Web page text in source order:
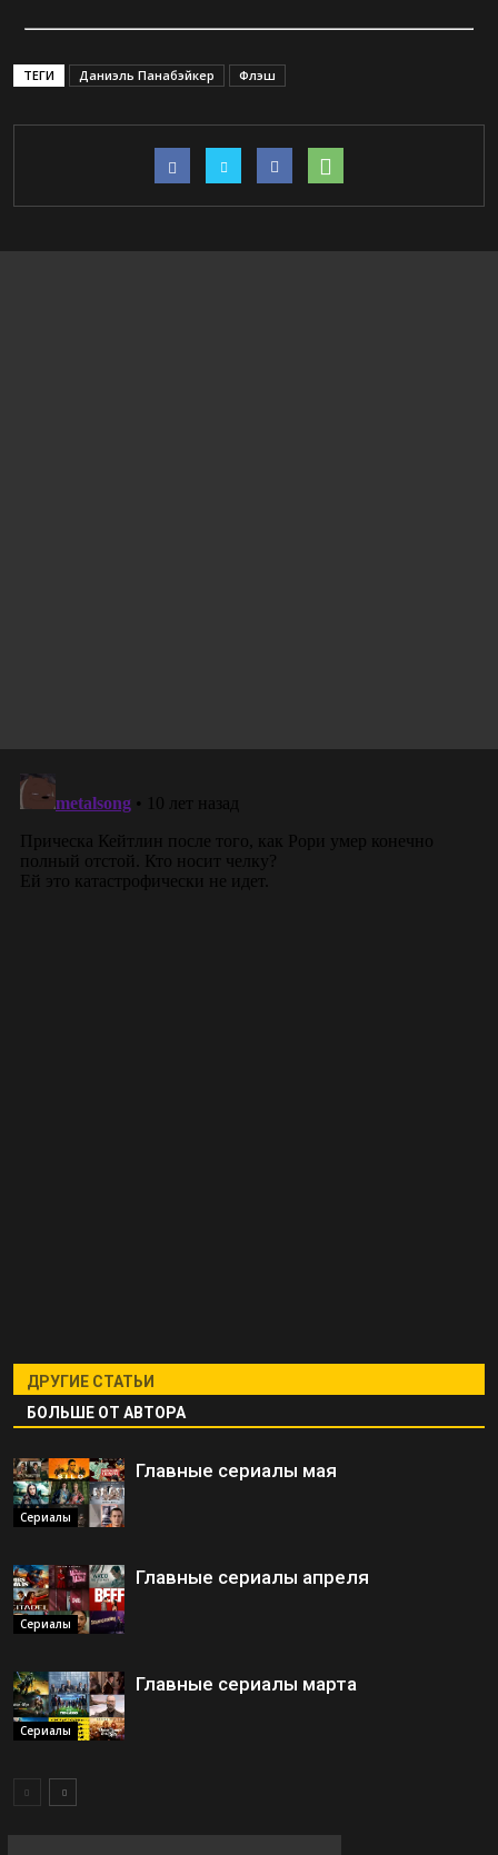
ТЕГИ Даниэль Панабэйкер Флэш
ДРУГИЕ СТАТЬИ
БОЛЬШЕ ОТ АВТОРА
Сериалы
Главные сериалы мая
Сериалы
Главные сериалы апреля
Сериалы
Главные сериалы марта